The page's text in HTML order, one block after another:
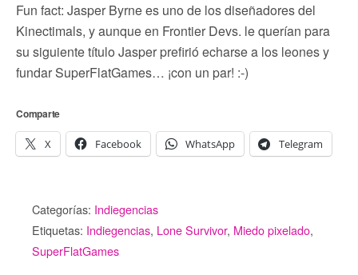
Fun fact: Jasper Byrne es uno de los diseñadores del
Kinectimals, y aunque en Frontier Devs. le querían para
su siguiente título Jasper prefirió echarse a los leones y
fundar SuperFlatGames… ¡con un par! :-)
Comparte
X Facebook WhatsApp Telegram
Categorías: Indiegencias
Etiquetas: Indiegencias, Lone Survivor, Miedo pixelado,
SuperFlatGames